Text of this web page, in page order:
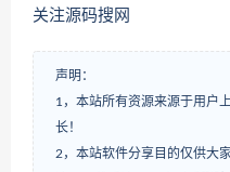
关注源码搜网
声明：
1，本站所有资源来源于用户
长！
2，本站软件分享目的仅供大